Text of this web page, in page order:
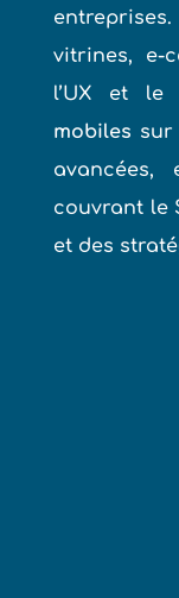
vitrines, e-
l’UX et le
mobiles sur
couvrant le
et des